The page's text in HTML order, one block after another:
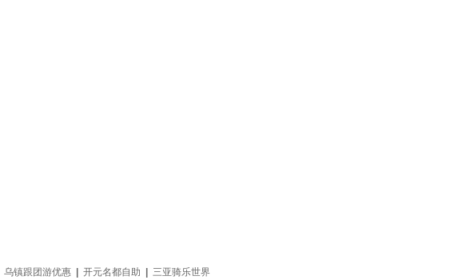
乌镇跟团游优惠 开元名都自助
三亚骑乐世界